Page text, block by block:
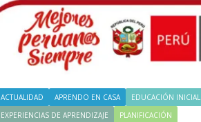
ACTUALIDAD APRENDO EN CASA EDUCACIÓN INICIAL
EXPERIENCIAS DE APRENDIZAJE
PLANIFICACIÓN